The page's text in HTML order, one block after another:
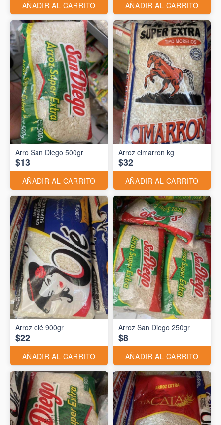
AÑADIR AL CARRITO AÑADIR AL CARRITO
Arro San Diego 500gr
$13
AÑADIR AL CARRITO
Arroz cimarron kg
$32
AÑADIR AL CARRITO
Arroz olé 900gr
$22
AÑADIR AL CARRITO
Arroz San Diego 250gr
$8
AÑADIR AL CARRITO